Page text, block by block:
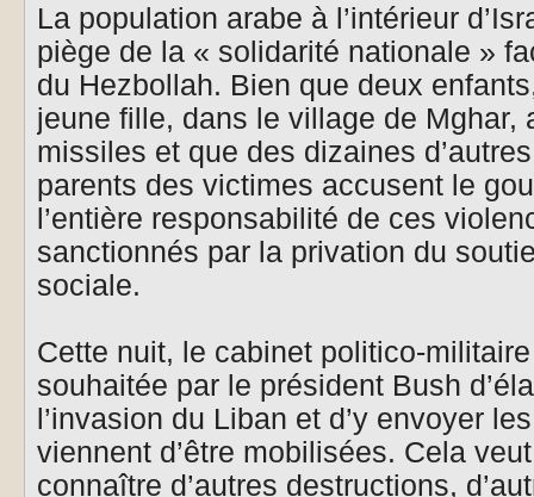
La population arabe à l’intérieur
piège de la « solidarité nationale »
du Hezbollah. Bien que deux
jeune fille, dans le village de Mghar,
missiles et que des dizaines
parents des victimes accusent le
l’entière responsabilité de ces
sanctionnés par la privation du
sociale.
Cette nuit, le cabinet politico-
souhaitée par le président Bush
l’invasion du Liban et d’y envoyer
viennent d’être mobilisées. Cela
connaître d’autres destructions,